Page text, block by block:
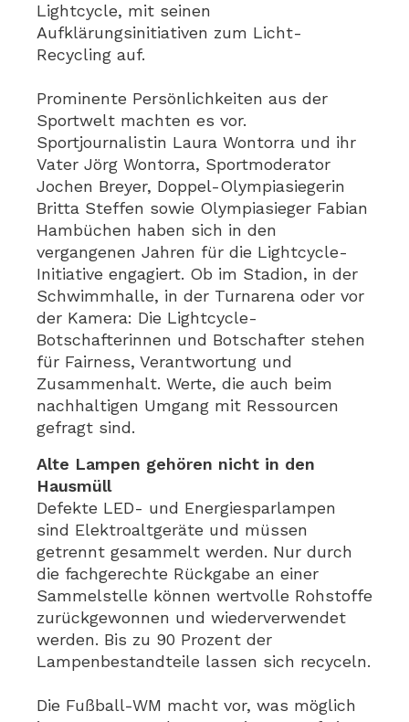
Lightcycle, mit seinen
Aufklärungsinitiativen zum Licht-
Recycling auf.
Prominente Persönlichkeiten aus der
Sportwelt machten es vor.
Sportjournalistin Laura Wontorra und ihr
Vater Jörg Wontorra, Sportmoderator
Jochen Breyer, Doppel-Olympiasiegerin
Britta Steffen sowie Olympiasieger Fabian
Hambüchen haben sich in den
vergangenen Jahren für die Lightcycle-
Initiative engagiert. Ob im Stadion, in der
Schwimmhalle, in der Turnarena oder vor
der Kamera: Die Lightcycle-
Botschafterinnen und Botschafter stehen
für Fairness, Verantwortung und
Zusammenhalt. Werte, die auch beim
nachhaltigen Umgang mit Ressourcen
gefragt sind.
Alte Lampen gehören nicht in den
Hausmüll
Defekte LED- und Energiesparlampen
sind Elektroaltgeräte und müssen
getrennt gesammelt werden. Nur durch
die fachgerechte Rückgabe an einer
Sammelstelle können wertvolle Rohstoffe
zurückgewonnen und wiederverwendet
werden. Bis zu 90 Prozent der
Lampenbestandteile lassen sich recyceln.
Die Fußball-WM macht vor, was möglich